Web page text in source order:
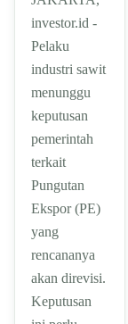
investor.id -
Pelaku
industri sawit
menunggu
keputusan
pemerintah
terkait
Pungutan
Ekspor (PE)
yang
rencananya
akan direvisi.
Keputusan